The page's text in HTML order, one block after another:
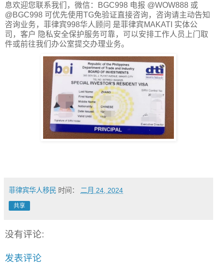
息欢迎您联系我们，微信：BGC998 电报 @WOW888 或
@BGC998 可优先使用TG免验证直接咨询，咨询请主动告知
咨询业务，菲律宾998华人顾问 是菲律宾MAKATI 实体公
司，客户 隐私安全保护服务可靠，可以安排工作人员上门取
件或前往我们办公室提交办理业务。
菲律宾华人移民 时间： 二月 24, 2024
共享
没有评论:
发表评论